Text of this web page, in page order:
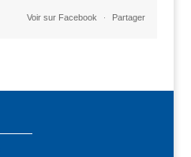
Voir sur Facebook · Partager